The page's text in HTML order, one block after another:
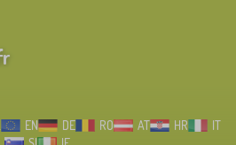
EN DE RO AT HR
IT